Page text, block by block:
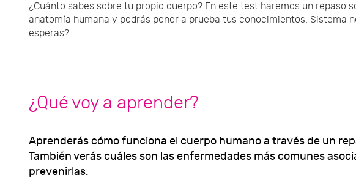
¿Cuánto sabes sobre tu propio cuerpo? En este test haremos un repaso
anatomía humana y podrás poner a prueba tus conocimientos. Sistema
esperas?
¿Qué voy a aprender?
Aprenderás cómo funciona el cuerpo humano a través de un
También verás cuáles son las enfermedades más comunes
prevenirlas.